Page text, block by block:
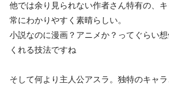
他では余り見られない作者さん特有の、
常にわかりやすく素晴らしい。
小説なのに漫画？アニメか？ってぐらい
くれる技法ですね
そして何より主人公アスラ。独特のキャラ